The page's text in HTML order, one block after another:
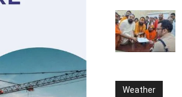
Weather